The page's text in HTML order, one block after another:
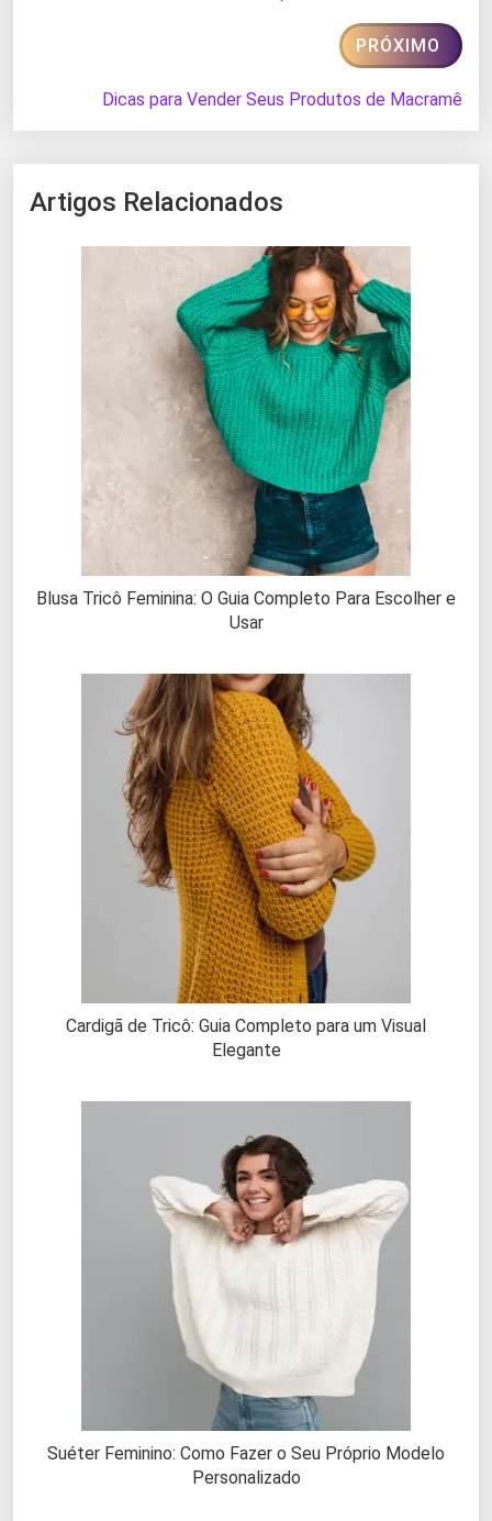
PRÓXIMO
Dicas para Vender Seus Produtos de Macramê
Artigos Relacionados
Blusa Tricô Feminina: O Guia Completo Para Escolher e
Usar
Cardigã de Tricô: Guia Completo para um Visual
Elegante
Suéter Feminino: Como Fazer o Seu Próprio Modelo
Personalizado